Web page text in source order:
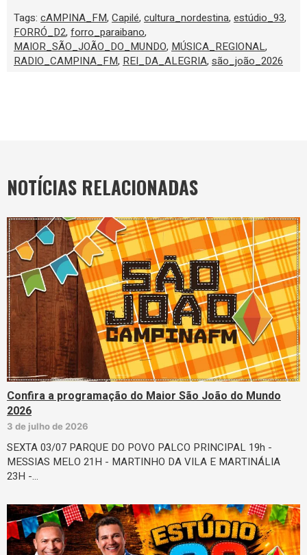
Tags: cAMPINA_FM, Capilé, cultura_nordestina, estúdio_93,
FORRÓ_D2, forro_paraibano,
MAIOR_SÃO_JOÃO_DO_MUNDO, MÚSICA_REGIONAL,
RADIO_CAMPINA_FM, REI_DA_ALEGRIA, são_joão_2026
NOTÍCIAS RELACIONADAS
Confira a programação do Maior São João do Mundo
2026
3 de julho de 2026
SEXTA 03/07 PARQUE DO POVO PALCO PRINCIPAL 19h -
MESSIAS MELO 21H - MARTINHO DA VILA E MARTINÁLIA
23H -…